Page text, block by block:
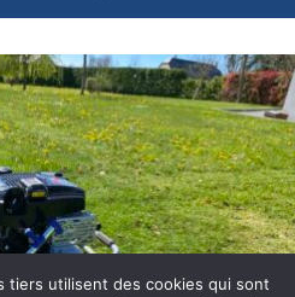
tiers utilisent des cookies qui sont